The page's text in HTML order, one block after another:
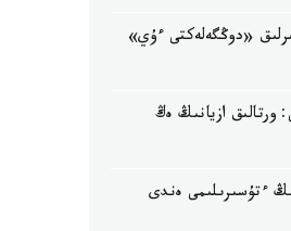
«دوڭگەلەكتى ءۇي»
ورتالىق ازيانىڭ ەڭ
ءتۇسىرىلىمى ەندى